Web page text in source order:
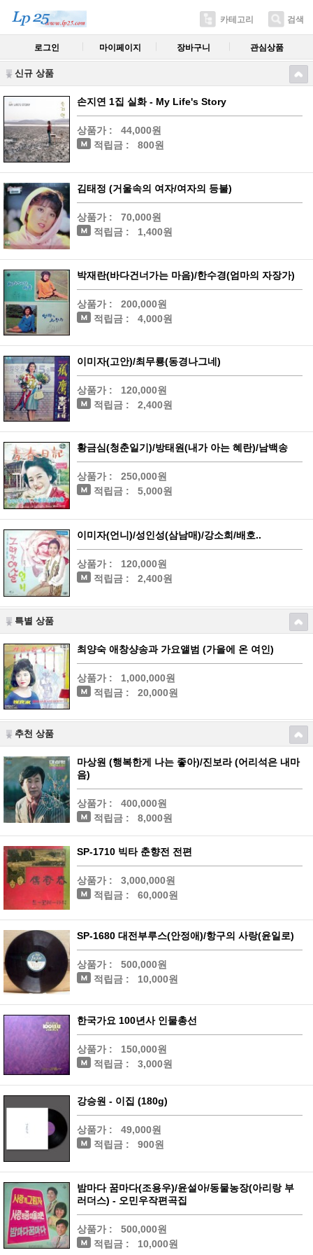
카테고리 검색
로그인 마이페이지 장바구니 관심상품
신규 상품
손지연 1집 실화 - My Life's Story
상품가 :
44,000원
적립금 :
800원
김태정 (거울속의 여자/여자의 등불)
상품가 :
70,000원
적립금 :
1,400원
박재란(바다건너가는 마음)/한수경(엄마의 자장가)
상품가 :
200,000원
적립금 :
4,000원
이미자(고안)/최무룡(동경나그네)
상품가 :
120,000원
적립금 :
2,400원
황금심(청춘일기)/방태원(내가 아는 혜란)/남백송
상품가 :
250,000원
적립금 :
5,000원
이미자(언니)/성인성(삼남매)/강소희/배호..
상품가 :
120,000원
적립금 :
2,400원
특별 상품
최양숙 애창샹송과 가요앨범 (가을에 온 여인)
상품가 :
1,000,000원
적립금 :
20,000원
추천 상품
마상원 (행복한게 나는 좋아)/진보라 (어리석은 내마
음)
상품가 :
400,000원
적립금 :
8,000원
SP-1710 빅타 춘향전 전편
상품가 :
3,000,000원
적립금 :
60,000원
SP-1680 대전부루스(안정애)/항구의 사랑(윤일로)
상품가 :
500,000원
적립금 :
10,000원
한국가요 100년사 인물총선
상품가 :
150,000원
적립금 :
3,000원
강승원 - 이집 (180g)
상품가 :
49,000원
적립금 :
900원
밤마다 꿈마다(조용우)/윤설아/동물농장(아리랑 부
러더스) - 오민우작편곡집
상품가 :
500,000원
적립금 :
10,000원